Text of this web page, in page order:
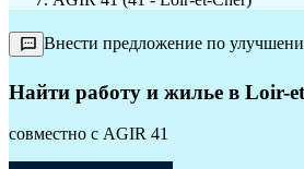
Внести предложение по
Найти работу и жилье в Loir-
совместно с AGIR 41